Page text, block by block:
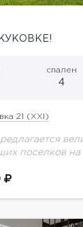
спален
4
21 (XXI)
поселков
2